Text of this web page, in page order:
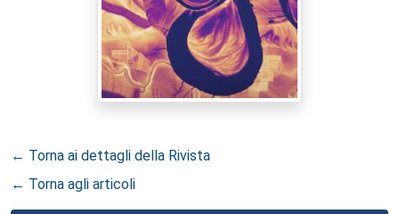
← Torna ai dettagli della Rivista
← Torna agli articoli